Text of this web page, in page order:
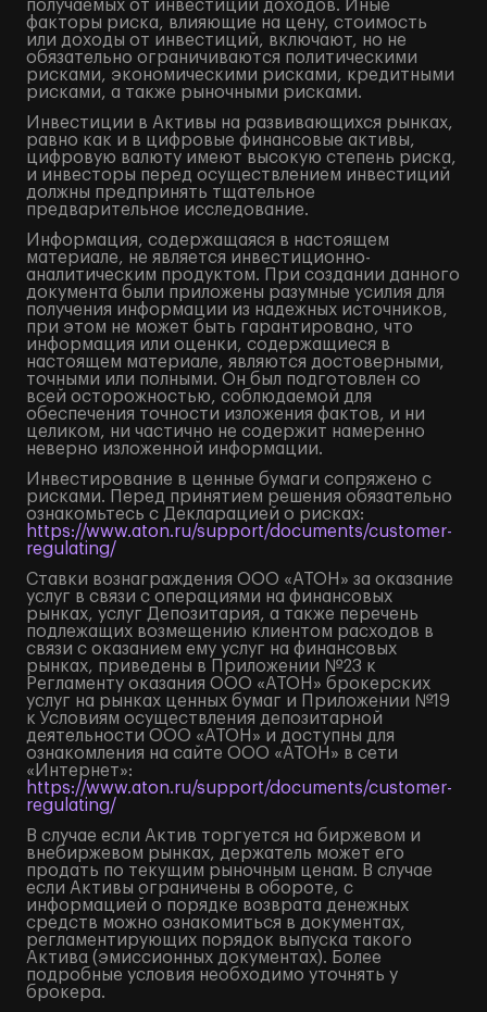
получаемых от инвестиций доходов. Иные
факторы риска, влияющие на цену, стоимость
или доходы от инвестиций, включают, но не
обязательно ограничиваются политическими
рисками, экономическими рисками, кредитными
рисками, а также рыночными рисками.
Инвестиции в Активы на развивающихся рынках,
равно как и в цифровые финансовые активы,
цифровую валюту имеют высокую степень риска,
и инвесторы перед осуществлением инвестиций
должны предпринять тщательное
предварительное исследование.
Информация, содержащаяся в настоящем
материале, не является инвестиционно-
аналитическим продуктом. При создании данного
документа были приложены разумные усилия для
получения информации из надежных источников,
при этом не может быть гарантировано, что
информация или оценки, содержащиеся в
настоящем материале, являются достоверными,
точными или полными. Он был подготовлен со
всей осторожностью, соблюдаемой для
обеспечения точности изложения фактов, и ни
целиком, ни частично не содержит намеренно
неверно изложенной информации.
Инвестирование в ценные бумаги сопряжено с
рисками. Перед принятием решения обязательно
ознакомьтесь с Декларацией о рисках:
https://www.aton.ru/support/documents/customer-
regulating/
Ставки вознаграждения ООО «АТОН» за оказание
услуг в связи с операциями на финансовых
рынках, услуг Депозитария, а также перечень
подлежащих возмещению клиентом расходов в
связи с оказанием ему услуг на финансовых
рынках, приведены в Приложении №23 к
Регламенту оказания ООО «АТОН» брокерских
услуг на рынках ценных бумаг и Приложении №19
к Условиям осуществления депозитарной
деятельности ООО «АТОН» и доступны для
ознакомления на сайте ООО «АТОН» в сети
«Интернет»:
https://www.aton.ru/support/documents/customer-
regulating/
В случае если Актив торгуется на биржевом и
внебиржевом рынках, держатель может его
продать по текущим рыночным ценам. В случае
если Активы ограничены в обороте, с
информацией о порядке возврата денежных
средств можно ознакомиться в документах,
регламентирующих порядок выпуска такого
Актива (эмиссионных документах). Более
подробные условия необходимо уточнять у
брокера.